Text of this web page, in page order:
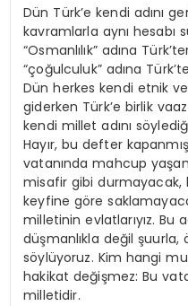
Dün Türk’e kendi adını
kavramlarla aynı hesabı
“Osmanlılık” adına
“çoğulculuk” adına
Dün herkes kendi etnik
giderken Türk’e birlik
kendi millet adını
Hayır, bu defter
vatanında mahcup
misafir gibi durmayacak,
keyfine göre
milletinin evlatlarıyız. Bu
düşmanlıkla değil
söylüyoruz. Kim hangi
hakikat değişmez: Bu
milletidir.